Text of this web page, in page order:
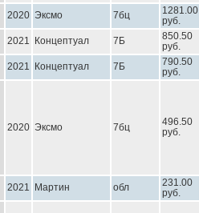
2020 Эксмо 7бц
1281.00
руб.
2021 Концептуал 7Б
850.50
руб.
2021 Концептуал 7Б
790.50
руб.
2020 Эксмо 7бц
496.50
руб.
2021 Мартин обл
231.00
руб.